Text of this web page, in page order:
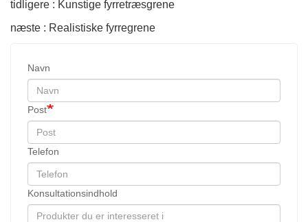
tidligere : Kunstige fyrretræsgrene
næste : Realistiske fyrregrene
Navn
Post
Telefon
Konsultationsindhold